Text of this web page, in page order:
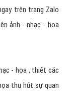
trên trang Zalo
ảnh - nhạc - họa
- họa , thiết các
thu hút sự quan